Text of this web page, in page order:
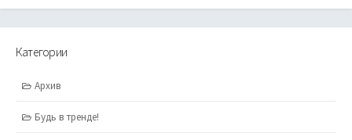
Категории
Архив
Будь в тренде!